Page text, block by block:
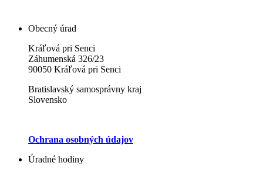
Obecný úrad
Kráľová pri Senci
Záhumenská 326/23
90050 Kráľová pri Senci
Bratislavský samosprávny kraj
Slovensko
Ochrana osobných údajov
Úradné hodiny